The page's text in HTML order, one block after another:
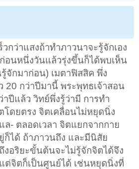
กว่าแสงถ้าทำภาวนาจะรู้จักเอง
อนหนึ่งวันแล้วรุ่งขึ้นก็ได้พบเห็น
จักมาก่อน) เมตาฟิสสิค พึ่ง
20 กว่าปีมานี้ พระพุทธเจ้าสอน
ปีแล้ว วิทย์พึ่งรู้ว่ามี การทำ
โดยตรง จิตเคลื่อนไม่หยุดนิ่ง
ล- ตลอดเวลา จิตแยกจากกาย
ก็ได้ ถ้าภาวนถึง และมีนิสัย
งอริยะขั้นต้นจะไม่รู้จักจิตได้จึง
ต่จิตก็เป็นศูนย์ได้ เช่นหยุดนิ่งที่